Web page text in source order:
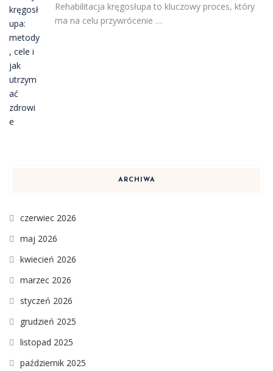
Rehabilitacja kręgosłupa to kluczowy proces, który
ma na celu przywrócenie …
ARCHIWA
czerwiec 2026
maj 2026
kwiecień 2026
marzec 2026
styczeń 2026
grudzień 2025
listopad 2025
październik 2025